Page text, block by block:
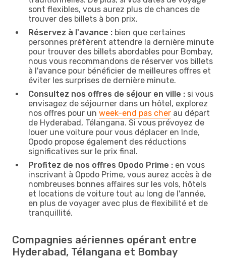
sont flexibles, vous aurez plus de chances de
trouver des billets à bon prix.
Réservez à l'avance : bien que certaines
personnes préfèrent attendre la dernière minute
pour trouver des billets abordables pour Bombay,
nous vous recommandons de réserver vos billets
à l'avance pour bénéficier de meilleures offres et
éviter les surprises de dernière minute.
Consultez nos offres de séjour en ville : si vous
envisagez de séjourner dans un hôtel, explorez
nos offres pour un week-end pas cher au départ
de Hyderabad, Télangana. Si vous prévoyez de
louer une voiture pour vous déplacer en Inde,
Opodo propose également des réductions
significatives sur le prix final.
Profitez de nos offres Opodo Prime : en vous
inscrivant à Opodo Prime, vous aurez accès à de
nombreuses bonnes affaires sur les vols, hôtels
et locations de voiture tout au long de l'année,
en plus de voyager avec plus de flexibilité et de
tranquillité.
Compagnies aériennes opérant entre
Hyderabad, Télangana et Bombay